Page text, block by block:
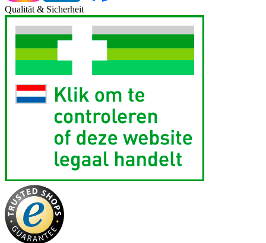
Qualität & Sicherheit